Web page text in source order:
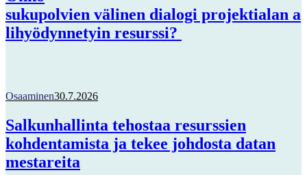
sukupolvien välinen dialogi projektialan a
lihyödynnetyin resurssi?
Osaaminen30.7.2026
Salkunhallinta tehostaa resurssien
kohdentamista ja tekee johdosta datan
mestareita